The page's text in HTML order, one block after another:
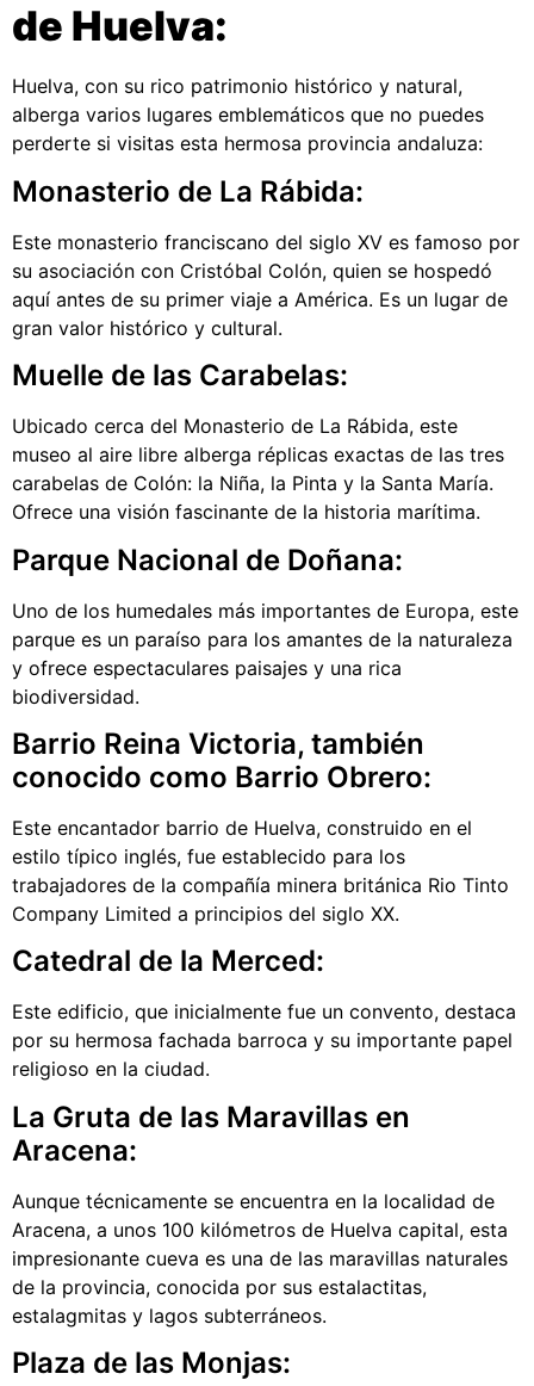
de Huelva:
Huelva, con su rico patrimonio histórico y natural,
alberga varios lugares emblemáticos que no puedes
perderte si visitas esta hermosa provincia andaluza:
Monasterio de La Rábida:
Este monasterio franciscano del siglo XV es famoso por
su asociación con Cristóbal Colón, quien se hospedó
aquí antes de su primer viaje a América. Es un lugar de
gran valor histórico y cultural.
Muelle de las Carabelas:
Ubicado cerca del Monasterio de La Rábida, este
museo al aire libre alberga réplicas exactas de las tres
carabelas de Colón: la Niña, la Pinta y la Santa María.
Ofrece una visión fascinante de la historia marítima.
Parque Nacional de Doñana:
Uno de los humedales más importantes de Europa, este
parque es un paraíso para los amantes de la naturaleza
y ofrece espectaculares paisajes y una rica
biodiversidad.
Barrio Reina Victoria, también
conocido como Barrio Obrero:
Este encantador barrio de Huelva, construido en el
estilo típico inglés, fue establecido para los
trabajadores de la compañía minera británica Rio Tinto
Company Limited a principios del siglo XX.
Catedral de la Merced:
Este edificio, que inicialmente fue un convento, destaca
por su hermosa fachada barroca y su importante papel
religioso en la ciudad.
La Gruta de las Maravillas en
Aracena:
Aunque técnicamente se encuentra en la localidad de
Aracena, a unos 100 kilómetros de Huelva capital, esta
impresionante cueva es una de las maravillas naturales
de la provincia, conocida por sus estalactitas,
estalagmitas y lagos subterráneos.
Plaza de las Monjas: